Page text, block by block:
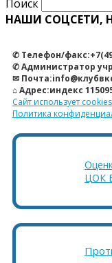
Поиск
НАШИ СОЦСЕТИ,
✆ Телефон/
✆ Администратор
✉
⌂ Адрес:индекс
Сайт использует cookies
Политика
ЦОК